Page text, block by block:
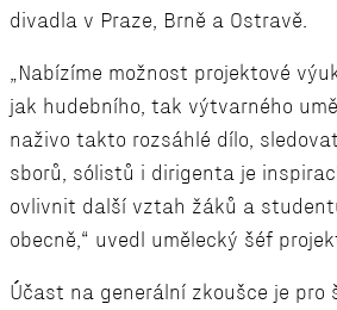
divadla v Praze, Brně a Ostravě.
„Nabízíme možnost projektové
jak hudebního, tak výtvarného
naživo takto rozsáhlé dílo,
sborů, sólistů i dirigenta je
ovlivnit další vztah žáků a
obecně,“ uvedl umělecký šéf
Účast na generální zkoušce je pro